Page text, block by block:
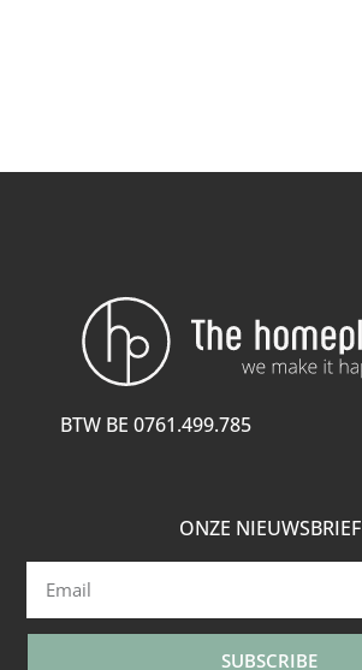
BTW BE 0761.499.785
ONZE NIEUWSBRIEF
SUBSCRIBE